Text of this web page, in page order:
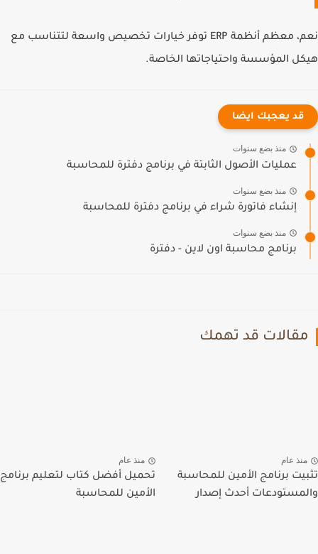
نعم، معظم أنظمة ERP توفر خيارات تخصيص واسعة لتتناسب مع
هيكل المؤسسة واحتياجاتها الخاصة.
قد يعجبك ايضا
منذ بضع سنوات
عمليات الأصول الثابتة في برنامج دفترة للمحاسبة
منذ بضع سنوات
إنشاء فاتورة شراء في برنامج دفترة للمحاسبة
منذ بضع سنوات
برنامج محاسبة اون لاين - دفترة
مقالات قد تهمك
منذ عام
تثبيت برنامج الأمين للمحاسبة
والمستودعات أحدث إصدار
منذ عام
تحميل أفضل كتاب لتعليم برنامج
الأمين للمحاسبة